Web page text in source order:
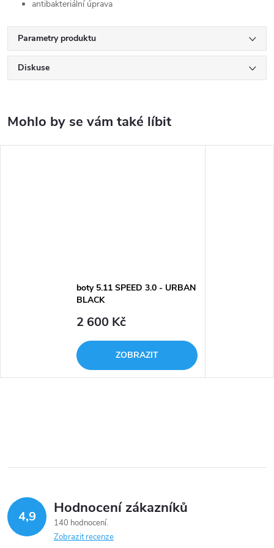
antibakteriální úprava
Parametry produktu
Diskuse
boty 5.11 SPEED 3.0 - URBAN
BLACK
2 600 Kč
ZOBRAZIT
4,9 Hodnocení zákazníků
140 hodnocení
Zobrazit recenze